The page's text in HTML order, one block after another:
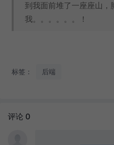
到我面前堆了一座座山，
我。。。。。。！
标签： 后端
评论 0